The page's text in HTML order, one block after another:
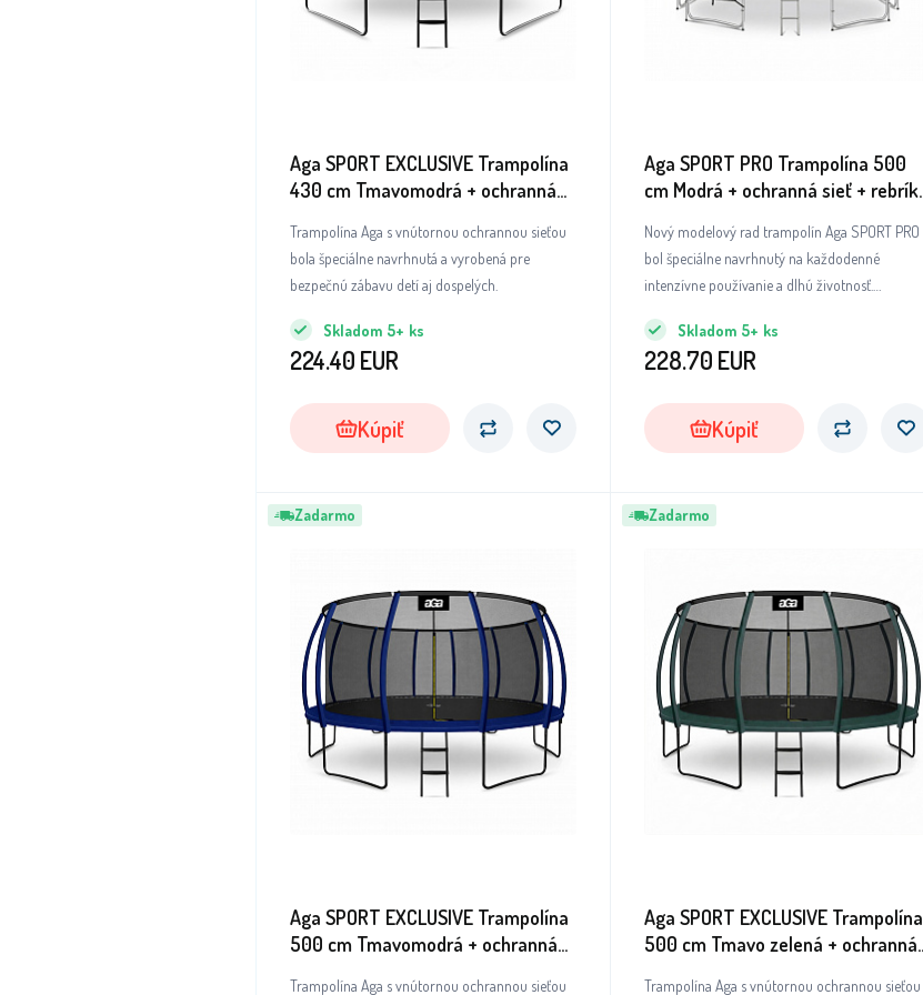
Aga SPORT EXCLUSIVE Trampolína
430 cm Tmavomodrá + ochranná
Trampolína Aga s vnútornou ochrannou sieťou
bola špeciálne navrhnutá a vyrobená pre
bezpečnú zábavu detí aj dospelých.
Skladom 5+ ks
224.40 EUR
Kúpiť
Aga SPORT PRO Trampolína 500
cm Modrá + ochranná sieť + rebrík
Nový modelový rad trampolín Aga SPORT PRO
bol špeciálne navrhnutý na každodenné
intenzívne používanie a dlhú životnosť.
medzi absolútnu špičku, pokiaľ ide o kvalitu
použitých materiálov a bezchybné spracovanie
Skladom 5+ ks
228.70 EUR
Kúpiť
Zadarmo
Aga SPORT EXCLUSIVE Trampolína
500 cm Tmavomodrá + ochranná
Trampolína Aga s vnútornou ochrannou sieťou
Zadarmo
Aga SPORT EXCLUSIVE Trampolína
500 cm Tmavo zelená + ochranná
Trampolína Aga s vnútornou ochrannou sieťou